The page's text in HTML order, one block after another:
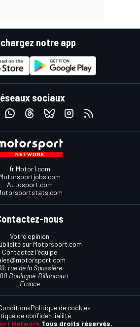
notre app
sociaux
fr.Motor1.com
Motorsportjobs.com
Autosport.com
nous
Votre opinion
sur Motorsport.com
Contactez l'équipe
rue de la Saussière
Boulogne-Billancourt
France
Network Tous droits réservés.
Politique de cookies
de confidentialilté